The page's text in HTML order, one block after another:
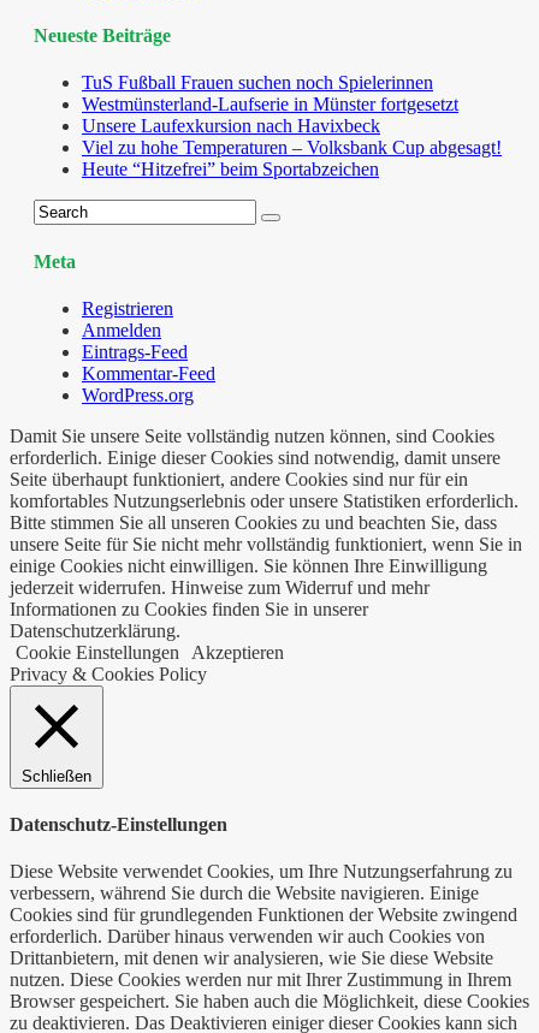
Neueste Beiträge
TuS Fußball Frauen suchen noch Spielerinnen
Westmünsterland-Laufserie in Münster fortgesetzt
Unsere Laufexkursion nach Havixbeck
Viel zu hohe Temperaturen – Volksbank Cup abgesagt!
Heute “Hitzefrei” beim Sportabzeichen
Meta
Registrieren
Anmelden
Eintrags-Feed
Kommentar-Feed
WordPress.org
Damit Sie unsere Seite vollständig nutzen können, sind Cookies
erforderlich. Einige dieser Cookies sind notwendig, damit unsere
Seite überhaupt funktioniert, andere Cookies sind nur für ein
komfortables Nutzungserlebnis oder unsere Statistiken erforderlich.
Bitte stimmen Sie all unseren Cookies zu und beachten Sie, dass
unsere Seite für Sie nicht mehr vollständig funktioniert, wenn Sie in
einige Cookies nicht einwilligen. Sie können Ihre Einwilligung
jederzeit widerrufen. Hinweise zum Widerruf und mehr
Informationen zu Cookies finden Sie in unserer
Datenschutzerklärung.
Cookie Einstellungen
Akzeptieren
Privacy & Cookies Policy
Schließen
Datenschutz-Einstellungen
Diese Website verwendet Cookies, um Ihre Nutzungserfahrung zu
verbessern, während Sie durch die Website navigieren. Einige
Cookies sind für grundlegenden Funktionen der Website zwingend
erforderlich. Darüber hinaus verwenden wir auch Cookies von
Drittanbietern, mit denen wir analysieren, wie Sie diese Website
nutzen. Diese Cookies werden nur mit Ihrer Zustimmung in Ihrem
Browser gespeichert. Sie haben auch die Möglichkeit, diese Cookies
zu deaktivieren. Das Deaktivieren einiger dieser Cookies kann sich